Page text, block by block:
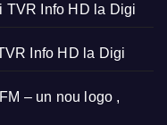
TVR Info HD la Digi
Info HD la Digi
– un nou logo ,